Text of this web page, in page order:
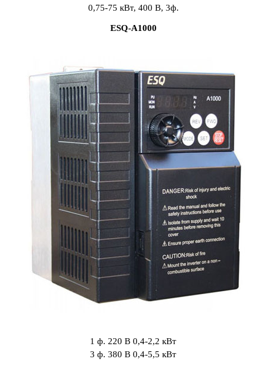
0,75-75 кВт, 400 В, 3ф.
ESQ-A1000
1 ф. 220 В 0,4-2,2 кВт
3 ф. 380 В 0,4-5,5 кВт